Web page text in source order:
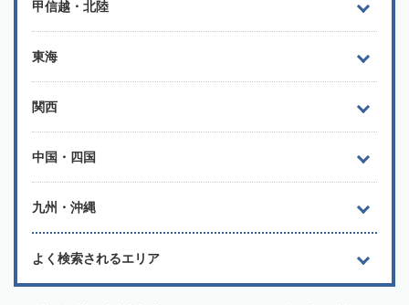
甲信越・北陸
東海
関西
中国・四国
九州・沖縄
よく検索されるエリア